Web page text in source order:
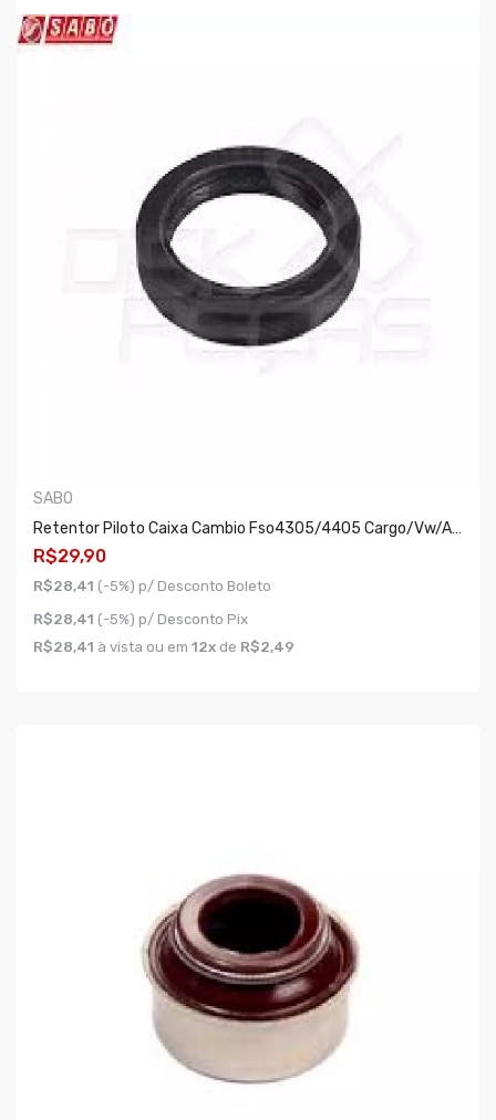
SABO
Retentor Piloto Caixa Cambio Fso4305/4405 Cargo/vw/agrale/mb
R$29,90
R$28,41 (-5%) p/ Desconto Boleto
R$28,41 (-5%) p/ Desconto Pix
R$28,41 à vista ou em 12x de R$2,49